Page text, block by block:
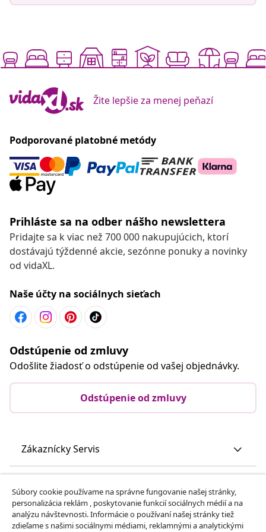
Žite lepšie za menej peňazí
Podporované platobné metódy
Prihláste sa na odber nášho newslettera
Pridajte sa k viac než 700 000 nakupujúcich, ktorí
dostávajú týždenné akcie, sezónne ponuky a novinky
od vidaXL.
Naše účty na sociálnych sieťach
Odstúpenie od zmluvy
Odošlite žiadosť o odstúpenie od vašej objednávky.
Odstúpenie od zmluvy
Zákaznícky Servis
vidaXL
Súbory cookie používame na správne fungovanie našej stránky,
personalizácia reklám , poskytovanie funkcií sociálnych médií a na
analýzu návštevnosti. Informácie o používaní našej stránky tiež
zdieľame s našimi sociálnymi médiami, reklamnými a analytickými